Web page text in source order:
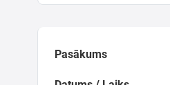
Pasākums